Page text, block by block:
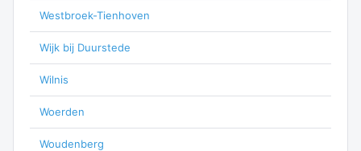
Westbroek-Tienhoven
Wijk bij Duurstede
Wilnis
Woerden
Woudenberg